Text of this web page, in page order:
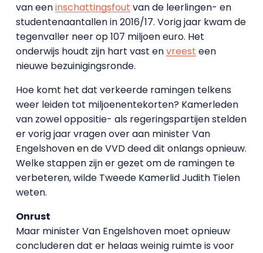
van eeninschattingsfout van de leerlingen- en
studentenaantallen in 2016/17. Vorig jaar kwam de
tegenvaller neer op 107 miljoen euro. Het
onderwijs houdt zijn hart vast envreest een
nieuwe bezuinigingsronde.
Hoe komt het dat verkeerde ramingen telkens
weer leiden tot miljoenentekorten? Kamerleden
van zowel oppositie- als regeringspartijen stelden
er vorig jaar vragen over aan minister Van
Engelshoven en de VVD deed dit onlangs opnieuw.
Welke stappen zijn er gezet om de ramingen te
verbeteren, wilde Tweede Kamerlid Judith Tielen
weten.
Onrust
Maar minister Van Engelshoven moet opnieuw
concluderen dat er helaas weinig ruimte is voor